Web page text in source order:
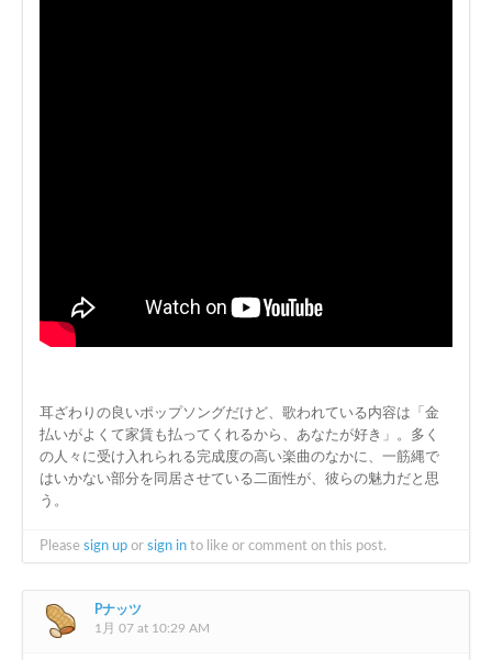
耳ざわりの良いポップソングだけど、歌われている内容は「金
払いがよくて家賃も払ってくれるから、あなたが好き」。多く
の人々に受け入れられる完成度の高い楽曲のなかに、一筋縄で
はいかない部分を同居させている二面性が、彼らの魅力だと思
う。
Please sign up or sign in to like or comment on this post.
Pナッツ
1月 07 at 10:29 AM